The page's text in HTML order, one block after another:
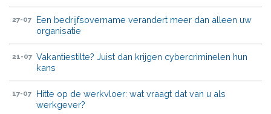
27-07
Een bedrijfsovername verandert meer dan alleen uw
organisatie
21-07 Vakantiestilte? Juist dan krijgen cybercriminelen hun
kans
17-07
Hitte op de werkvloer: wat vraagt dat van u als
werkgever?